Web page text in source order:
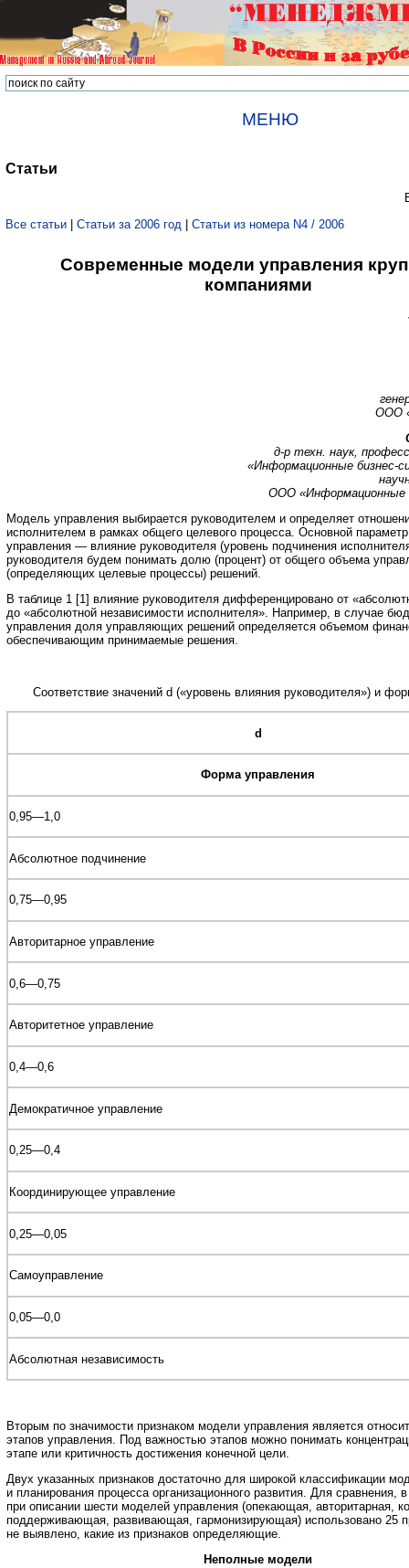
МЕНЮ
Статьи
Все статьи | Статьи за 2006 год | Статьи из номера N4 / 2006
Современные модели управления
компаниями
ООО
д-р техн. наук,
«Информационные
ООО «Информационные
Модель управления выбирается руководителем и определяет
исполнителем в рамках общего целевого процесса. Основной
управления — влияние руководителя (уровень подчинения
руководителя будем понимать долю (процент) от общего объема
(определяющих целевые процессы) решений.
В таблице 1 [1] влияние руководителя дифференцировано от
до «абсолютной независимости исполнителя». Например, в случае
управления доля управляющих решений определяется объемом
обеспечивающим принимаемые решения.
Соответствие значений d («уровень влияния руководителя») и
d
Форма управления
0,95—1,0
Абсолютное подчинение
0,75—0,95
Авторитарное управление
0,6—0,75
Авторитетное управление
0,4—0,6
Демократичное управление
0,25—0,4
Координирующее управление
0,25—0,05
Самоуправление
0,05—0,0
Абсолютная независимость
Вторым по значимости признаком модели управления является
этапов управления. Под важностью этапов можно понимать
этапе или критичность достижения конечной цели.
Двух указанных признаков достаточно для широкой классификации
и планирования процесса организационного развития. Для сравнения,
при описании шести моделей управления (опекающая, авторитарная,
поддерживающая, развивающая, гармонизирующая) использовано 25
не выявлено, какие из признаков определяющие.
Неполные модели